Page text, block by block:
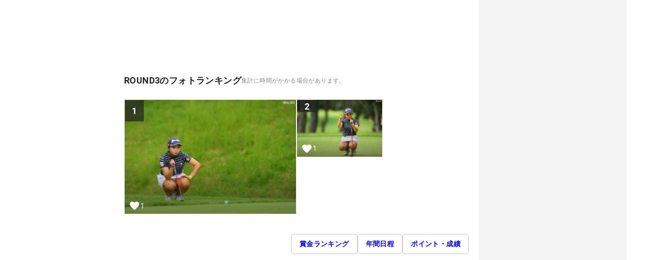
ROUND3のフォトランキング集計に時間がかかる場合があります。
1
1
2
1
賞金ランキング 年間日程 ポイント・成績